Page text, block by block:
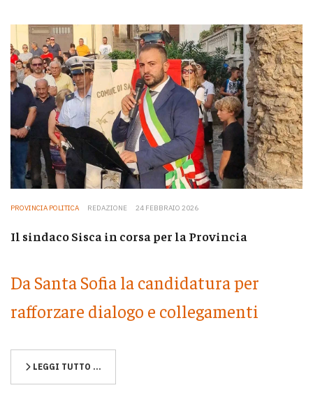
PROVINCIA POLITICA REDAZIONE 24 FEBBRAIO 2026
Il sindaco Sisca in corsa per la Provincia
Da Santa Sofia la candidatura per
rafforzare dialogo e collegamenti
LEGGI TUTTO …